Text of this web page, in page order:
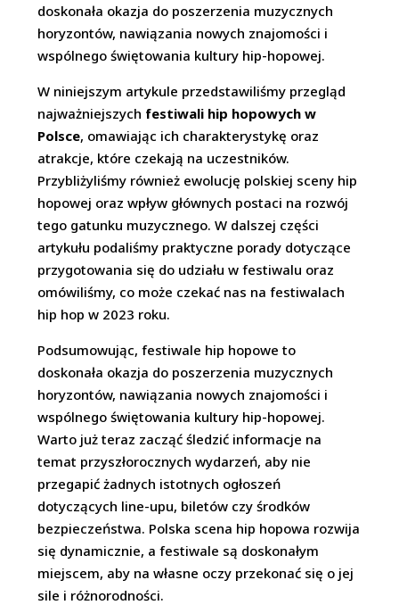
doskonała okazja do poszerzenia muzycznych
horyzontów, nawiązania nowych znajomości i
wspólnego świętowania kultury hip-hopowej.
W niniejszym artykule przedstawiliśmy przegląd
najważniejszych festiwali hip hopowych w
Polsce, omawiając ich charakterystykę oraz
atrakcje, które czekają na uczestników.
Przybliżyliśmy również ewolucję polskiej sceny hip
hopowej oraz wpływ głównych postaci na rozwój
tego gatunku muzycznego. W dalszej części
artykułu podaliśmy praktyczne porady dotyczące
przygotowania się do udziału w festiwalu oraz
omówiliśmy, co może czekać nas na festiwalach
hip hop w 2023 roku.
Podsumowując, festiwale hip hopowe to
doskonała okazja do poszerzenia muzycznych
horyzontów, nawiązania nowych znajomości i
wspólnego świętowania kultury hip-hopowej.
Warto już teraz zacząć śledzić informacje na
temat przyszłorocznych wydarzeń, aby nie
przegapić żadnych istotnych ogłoszeń
dotyczących line-upu, biletów czy środków
bezpieczeństwa. Polska scena hip hopowa rozwija
się dynamicznie, a festiwale są doskonałym
miejscem, aby na własne oczy przekonać się o jej
sile i różnorodności.